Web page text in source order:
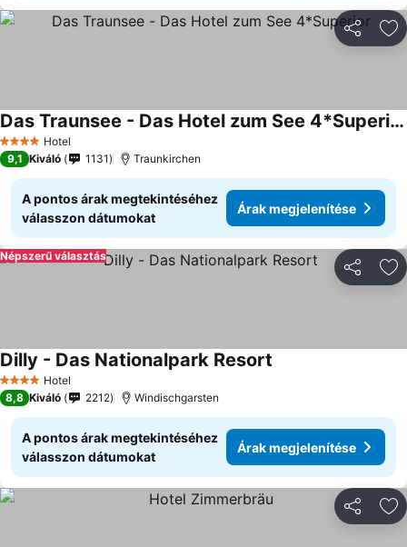
4 KategóriaHotel
Das Traunsee - Das Hotel zum See 4*Superior
9,1 Kiváló 1131 Traunkirchen
A pontos árak megtekintéséhez
válasszon dátumokat
Árak megjelenítése
Népszerű választás
4 KategóriaHotel
Dilly - Das Nationalpark Resort
8,8 Kiváló 2212 Windischgarsten
A pontos árak megtekintéséhez
válasszon dátumokat
Árak megjelenítése